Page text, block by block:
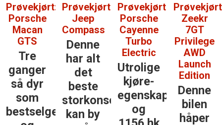
Prøvekjørt:
Porsche
Macan
GTS
Tre
ganger
så dyr
som
bestselgerne
Prøvekjørt:
Jeep
Compass
Denne
har alt
det
beste
storkonsernet
kan by
Prøvekjørt:
Porsche
Cayenne
Turbo
Electric
Utrolige
kjøre­
egenskaper
og
Zeekr
7GT
Privilege
AWD
Launch
Edition
Denne
bilen
håper